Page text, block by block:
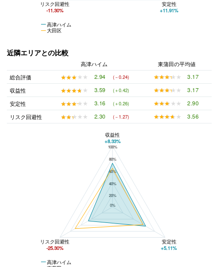
高津ハイム
大田区
リスク回避性
-11.30%
安定性
+11.91%
近隣エリアとの比較
高津ハイム
東蒲田の平均値
総合評価
★★★★★
★★★★★ 2.94 (－0.24) ★★★★★
★★★★★
3.17
収益性
★★★★★
★★★★★ 3.59 (＋0.42) ★★★★★
★★★★★
3.17
安定性
★★★★★
★★★★★ 3.16 (＋0.26) ★★★★★
★★★★★
2.90
リスク回避性
★★★★★
★★★★★ 2.30 (－1.27) ★★★★★
★★★★★ 3.56
高津ハイムと東蒲田の平均値の総合評価の比較
100%
80%
60%
40%
20%
0%
高津ハイム
収益性
+8.33%
リスク回避性
-25.30%
安定性
+5.11%